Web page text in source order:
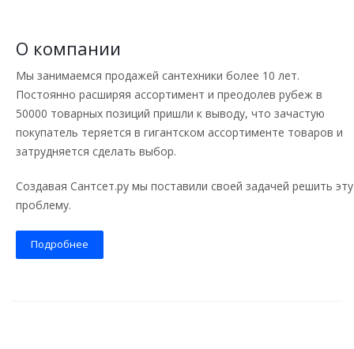
О компании
Мы занимаемся продажей сантехники более 10 лет.
Постоянно расширяя ассортимент и преодолев рубеж в
50000 товарных позиций пришли к выводу, что зачастую
покупатель теряется в гигантском ассортименте товаров и
затрудняется сделать выбор.
Создавая Сантсет.ру мы поставили своей задачей решить эту
проблему.
Подробнее